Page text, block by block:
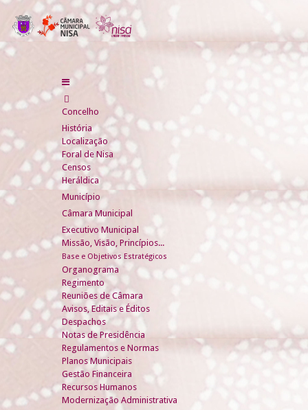
Concelho
História
Localização
Foral de Nisa
Censos
Heráldica
Município
Câmara Municipal
Executivo Municipal
Missão, Visão, Princípios...
Base e Objetivos Estratégicos
Organograma
Regimento
Reuniões de Câmara
Avisos, Editais e Éditos
Despachos
Notas de Presidência
Regulamentos e Normas
Planos Municipais
Gestão Financeira
Recursos Humanos
Modernização Administrativa